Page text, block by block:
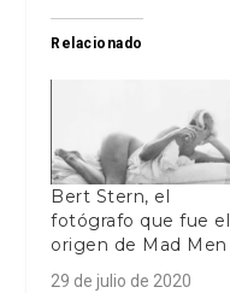
Relacionado
Bert Stern, el
fotógrafo que fue el
origen de Mad Men
29 de julio de 2020